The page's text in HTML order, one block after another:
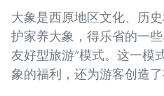
大象是西原地区文化、历
护家养大象，得乐省的一
友好型旅游”模式。这一模
象的福利，还为游客创造了